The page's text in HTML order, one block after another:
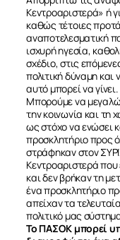
Κεντροαριστερά» ή
καθώς τέτοιες
αναποτελεσματική
ισχυρή ηγεσία,
σχέδιο, στις
πολιτική δύναμη
αυτό μπορεί να
Μπορούμε να
την κοινωνία και τη
ως στόχο να ενώσει
προσκλητήριο προς
στράφηκαν στον
Κεντροαριστερά
και δεν βρήκαν τη
ένα προσκλητήριο
απείχαν τα
πολιτικό μας
Το ΠΑΣΟΚ μπορεί